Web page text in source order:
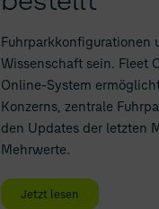
Fuhrparkkonfigurationen
Wissenschaft sein. Fleet
Online-System
Konzerns, zentrale
den Updates der letzten
Mehrwerte.
Jetzt lesen